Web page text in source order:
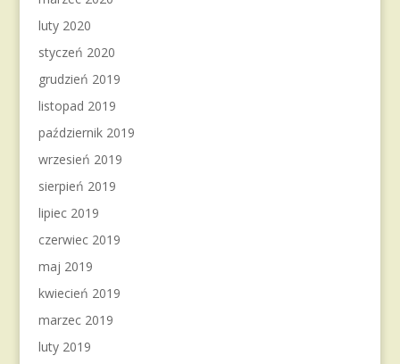
luty 2020
styczeń 2020
grudzień 2019
listopad 2019
październik 2019
wrzesień 2019
sierpień 2019
lipiec 2019
czerwiec 2019
maj 2019
kwiecień 2019
marzec 2019
luty 2019